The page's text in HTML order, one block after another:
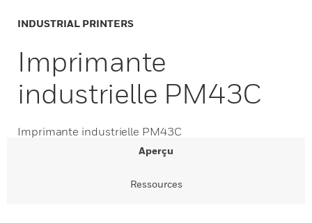
INDUSTRIAL PRINTERS
Imprimante
industrielle PM43C
Imprimante industrielle PM43C
Aperçu
Ressources